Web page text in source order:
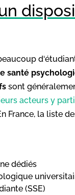
santé
sont
acteurs y
France, la liste
dédiés
(SSE)